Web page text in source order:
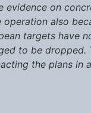
evidence on
also
targets have
to be
the plans in